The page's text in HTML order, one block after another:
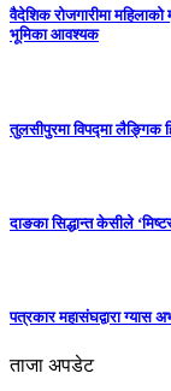
वैदेशिक रोजगारीमा
भूमिका आवश्यक
तुलसीपुरमा विपद्मा लैङ्गिक
दाङका सिद्धान्त केसीले
पत्रकार महासंघद्वारा ग्यास
ताजा अपडेट